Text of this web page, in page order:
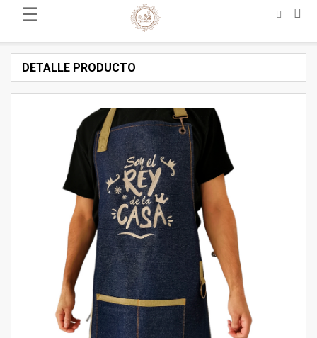
☰
DETALLE PRODUCTO